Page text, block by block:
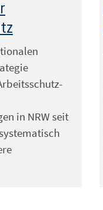
in NRW seit